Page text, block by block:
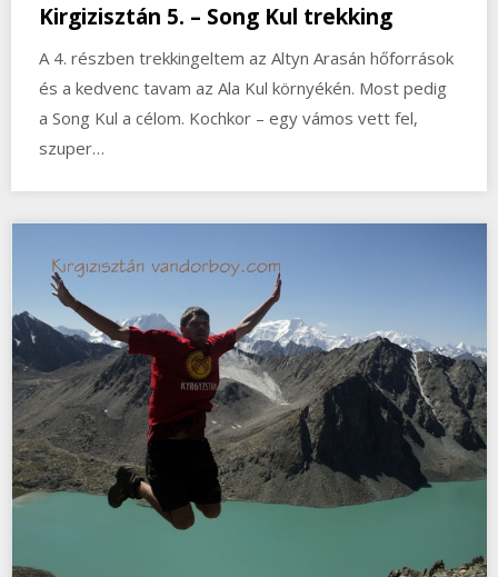
Kirgizisztán 5. – Song Kul trekking
A 4. részben trekkingeltem az Altyn Arasán hőforrások
és a kedvenc tavam az Ala Kul környékén. Most pedig
a Song Kul a célom. Kochkor – egy vámos vett fel,
szuper…